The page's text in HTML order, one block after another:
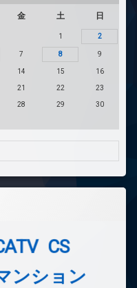
金 土 日
1 2
7 8 9
14 15 16
21 22 23
28 29 30
CS
ンション